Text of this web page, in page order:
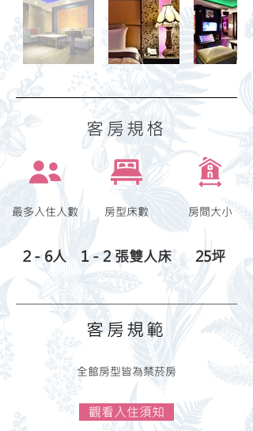
​客房規格
最多入住人數 房型床數 ​房間大小
２- 6人 1 - 2 張雙人床 25坪
​客房規範
全館房型皆為禁菸房
觀看入住須知